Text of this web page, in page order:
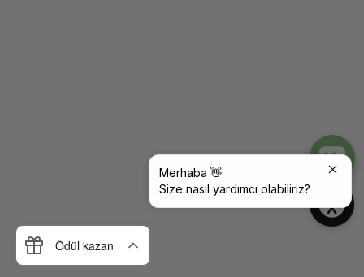
Merhaba 👋
Size nasıl yardımcı olabiliriz?